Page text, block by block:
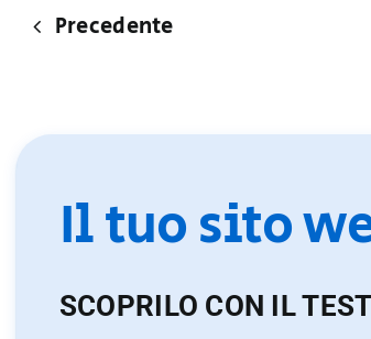
Precedente
Il tuo sito
SCOPRILO CON IL